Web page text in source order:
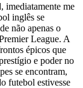
imediatamente me
inglês se
não apenas o
League. A
épicos que
e poder no
se encontram,
futebol estivesse